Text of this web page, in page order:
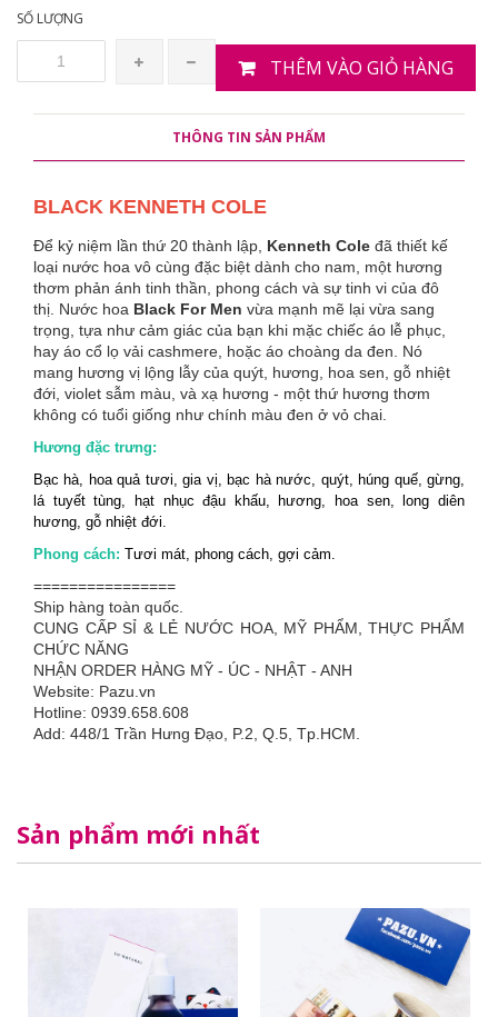
SỐ LƯỢNG
THÊM VÀO GIỎ HÀNG
THÔNG TIN SẢN PHẨM
BLACK KENNETH COLE
Để kỷ niệm lần thứ 20 thành lập, Kenneth Cole đã thiết kế
loại nước hoa vô cùng đặc biệt dành cho nam, một hương
thơm phản ánh tinh thần, phong cách và sự tinh vi của đô
thị. Nước hoa Black For Men vừa mạnh mẽ lại vừa sang
trọng, tựa như cảm giác của bạn khi mặc chiếc áo lễ phục,
hay áo cổ lọ vải cashmere, hoặc áo choàng da đen. Nó
mang hương vị lộng lẫy của quýt, hương, hoa sen, gỗ nhiệt
đới, violet sẫm màu, và xạ hương - một thứ hương thơm
không có tuổi giống như chính màu đen ở vỏ chai.
Hương đặc trưng:
Bạc hà, hoa quả tươi, gia vị, bạc hà nước, quýt, húng quế, gừng,
lá tuyết tùng, hạt nhục đậu khấu, hương, hoa sen, long diên
hương, gỗ nhiệt đới.
Phong cách: Tươi mát, phong cách, gợi cảm.
================
Ship hàng toàn quốc.
CUNG CẤP SỈ & LẺ NƯỚC HOA, MỸ PHẨM, THỰC PHẨM
CHỨC NĂNG
NHẬN ORDER HÀNG MỸ - ÚC - NHẬT - ANH
Website: Pazu.vn
Hotline: 0939.658.608
Add: 448/1 Trần Hưng Đạo, P.2, Q.5, Tp.HCM.
Sản phẩm mới nhất